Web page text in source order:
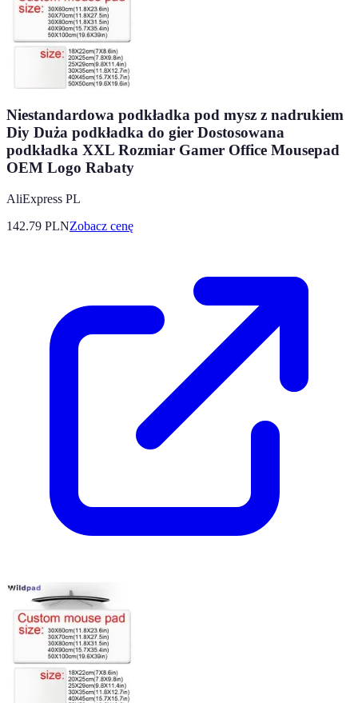
Niestandardowa podkładka pod mysz z nadrukiem
Diy Duża podkładka do gier Dostosowana
podkładka XXL Rozmiar Gamer Office Mousepad
OEM Logo Rabaty
AliExpress PL
142.79 PLNZobacz cenę